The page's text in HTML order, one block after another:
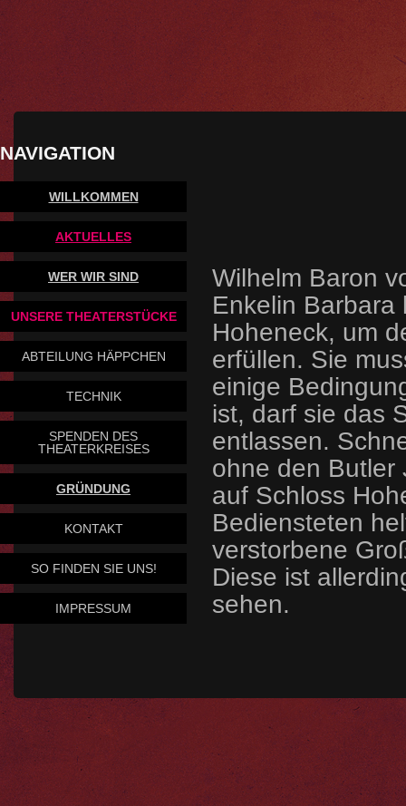
NAVIGATION
WILLKOMMEN
AKTUELLES
WER WIR SIND
UNSERE THEATERSTÜCKE
ABTEILUNG HÄPPCHEN
TECHNIK
SPENDEN DES
THEATERKREISES
GRÜNDUNG
KONTAKT
SO FINDEN SIE UNS!
IMPRESSUM
Wilhelm Baron
Enkelin Barbara
Hoheneck, um
erfüllen. Sie
einige
ist, darf sie das
entlassen.
ohne den Butler
auf Schloss
Bediensteten
verstorbene
Diese ist
sehen.